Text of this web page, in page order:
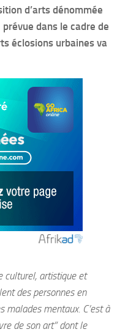
d’arts dénommée
dans le cadre de
éclosions urbaines va
culturel, artistique et
des personnes en
malades mentaux. C’est à
de son art” dont le